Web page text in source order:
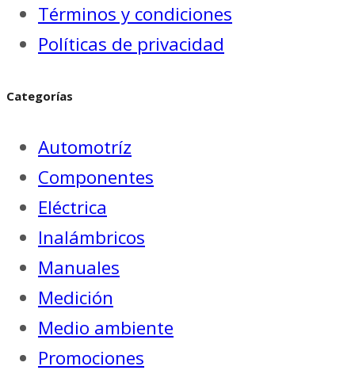
Términos y condiciones
Políticas de privacidad
Categorías
Automotríz
Componentes
Eléctrica
Inalámbricos
Manuales
Medición
Medio ambiente
Promociones